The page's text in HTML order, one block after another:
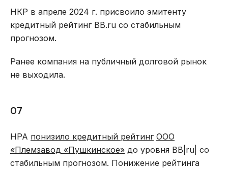
НКР в апреле 2024 г. присвоило эмитенту
кредитный рейтинг BB.ru со стабильным
прогнозом.
Ранее компания на публичный долговой рынок
не выходила.
07
НРА понизило кредитный рейтинг ООО
«Племзавод «Пушкинское» до уровня ВВ|ru| со
стабильным прогнозом. Понижение рейтинга